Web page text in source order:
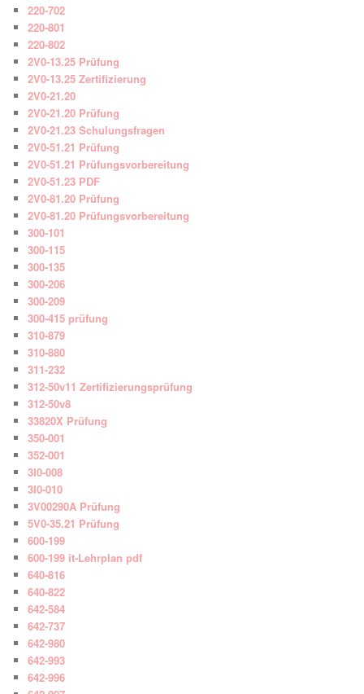
220-702
220-801
220-802
2V0-13.25 Prüfung
2V0-13.25 Zertifizierung
2V0-21.20
2V0-21.20 Prüfung
2V0-21.23 Schulungsfragen
2V0-51.21 Prüfung
2V0-51.21 Prüfungsvorbereitung
2V0-51.23 PDF
2V0-81.20 Prüfung
2V0-81.20 Prüfungsvorbereitung
300-101
300-115
300-135
300-206
300-209
300-415 prüfung
310-879
310-880
311-232
312-50v11 Zertifizierungsprüfung
312-50v8
33820X Prüfung
350-001
352-001
3I0-008
3I0-010
3V00290A Prüfung
5V0-35.21 Prüfung
600-199
600-199 it-Lehrplan pdf
640-816
640-822
642-584
642-737
642-980
642-993
642-996